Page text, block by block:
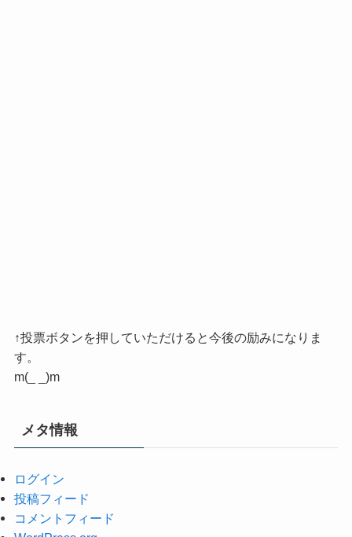
↑投票ボタンを押していただけると今後の励みになりま
す。
m(_ _)m
メタ情報
ログイン
投稿フィード
コメントフィード